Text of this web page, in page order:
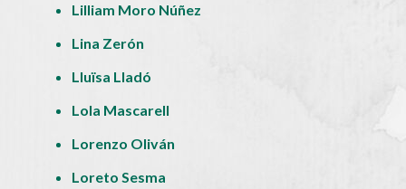
Lilliam Moro Núñez
Lina Zerón
Lluïsa Lladó
Lola Mascarell
Lorenzo Oliván
Loreto Sesma